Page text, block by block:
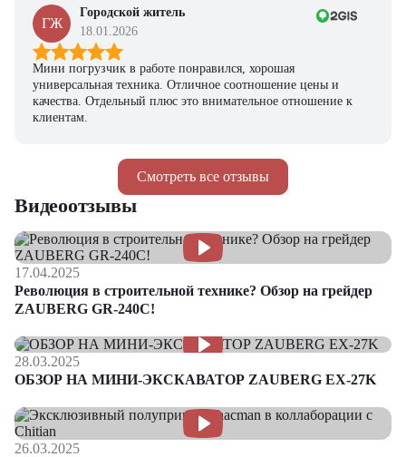
Смотреть все отзывы
ГЖ
Городской житель
18.01.2026
Мини погрузчик в работе понравился, хорошая
универсальная техника. Отличное соотношение цены и
качества. Отдельный плюс это внимательное отношение к
клиентам.
Видеоотзывы
17.04.2025
Революция в строительной технике? Обзор на грейдер
ZAUBERG GR-240C!
28.03.2025
ОБЗОР НА МИНИ-ЭКСКАВАТОР ZAUBERG EX-27K
26.03.2025